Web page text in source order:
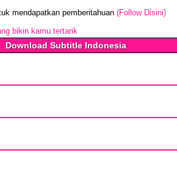
mendapatkan pemberitahuan (Follow Disini)
bikin kamu tertarik
Download Subtitle Indonesia